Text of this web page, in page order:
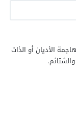
الأديان أو الذات